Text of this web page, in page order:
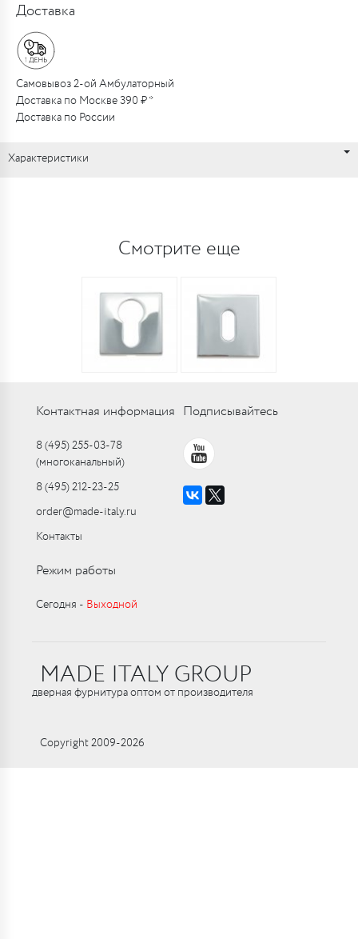
Доставка
Самовывоз 2-ой Амбулаторный
Доставка по Москве 390 ₽ *
Доставка по России
Характеристики
Смотрите еще
Контактная информация
8 (495) 255-03-78
(многоканальный)
8 (495) 212-23-25
order@made-italy.ru
Контакты
Подписывайтесь
Режим работы
Сегодня ‑ Выходной
MADE ITALY GROUP
дверная фурнитура оптом от производителя
Copyright 2009-2026